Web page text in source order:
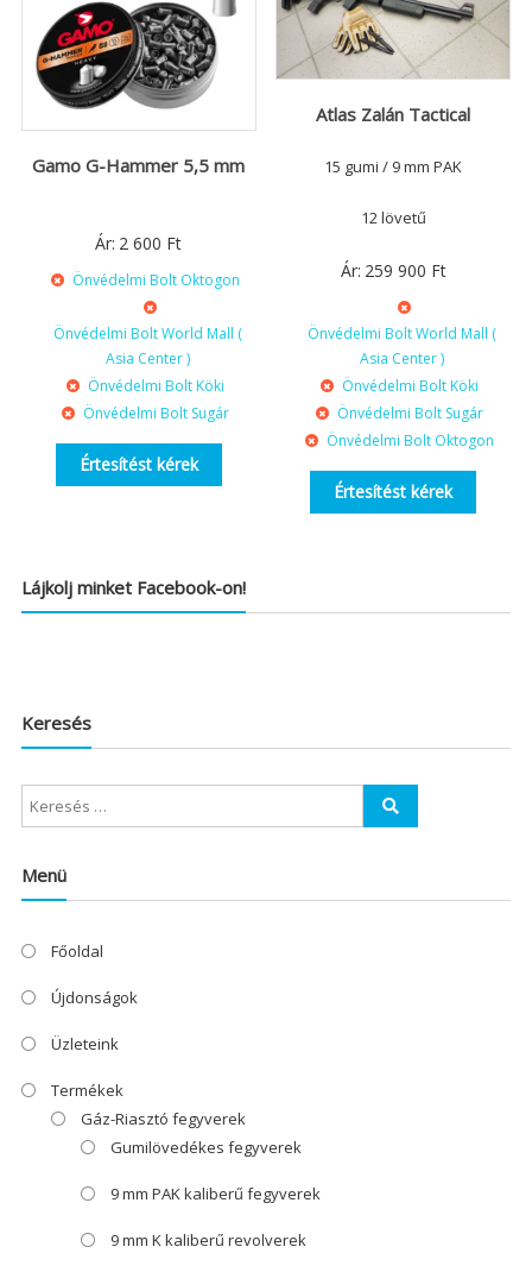
Gamo G-Hammer 5,5 mm
Ár: 2 600 Ft
Önvédelmi Bolt Oktogon
Önvédelmi Bolt World Mall (
Asia Center )
Önvédelmi Bolt Köki
Önvédelmi Bolt Sugár
Értesítést kérek
Atlas Zalán Tactical
15 gumi / 9 mm PAK
12 lövetű
Ár: 259 900 Ft
Önvédelmi Bolt World Mall (
Asia Center )
Önvédelmi Bolt Köki
Önvédelmi Bolt Sugár
Önvédelmi Bolt Oktogon
Értesítést kérek
Lájkolj minket Facebook-on!
Keresés
Menü
Főoldal
Újdonságok
Üzleteink
Termékek
Gáz-Riasztó fegyverek
Gumilövedékes fegyverek
9 mm PAK kaliberű fegyverek
9 mm K kaliberű revolverek